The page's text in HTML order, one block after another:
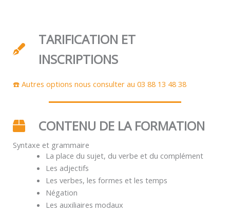
TARIFICATION ET
INSCRIPTIONS
☎️ Autres options nous consulter au 03 88 13 48 38
CONTENU DE LA FORMATION
Syntaxe et grammaire
La place du sujet, du verbe et du complément
Les adjectifs
Les verbes, les formes et les temps
Négation
Les auxiliaires modaux